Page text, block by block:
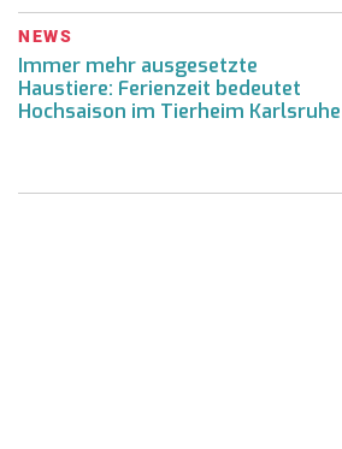
NEWS
Immer mehr ausgesetzte
Haustiere: Ferienzeit bedeutet
Hochsaison im Tierheim Karlsruhe